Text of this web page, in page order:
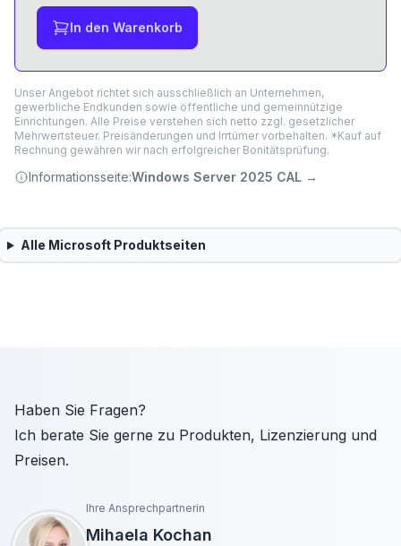
In den Warenkorb
Unser Angebot richtet sich ausschließlich an Unternehmen,
gewerbliche Endkunden sowie öffentliche und gemeinnützige
Einrichtungen. Alle Preise verstehen sich netto zzgl. gesetzlicher
Mehrwertsteuer. Preisänderungen und Irrtümer vorbehalten. *Kauf auf
Rechnung gewähren wir nach erfolgreicher Bonitätsprüfung.
Informationsseite:Windows Server 2025 CAL →
Alle MicrosoftProduktseiten
Haben Sie Fragen?
Ich berate Sie gerne zu Produkten, Lizenzierung und
Preisen.
Ihre Ansprechpartnerin
Mihaela Kochan